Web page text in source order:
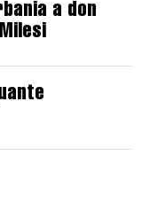
a don